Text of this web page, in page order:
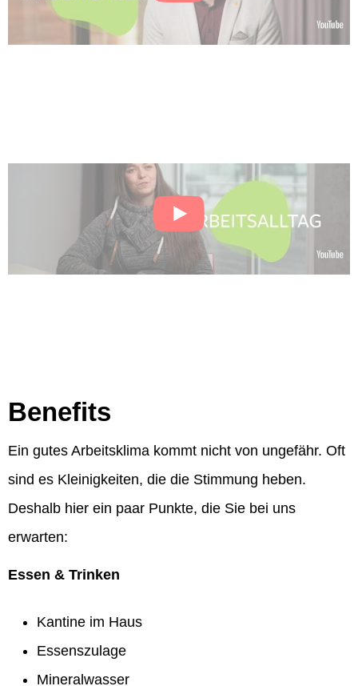
Benefits
Ein gutes Arbeitsklima kommt nicht von ungefähr. Oft
sind es Kleinigkeiten, die die Stimmung heben.
Deshalb hier ein paar Punkte, die Sie bei uns
erwarten:
Essen & Trinken
Kantine im Haus
Essenszulage
Mineralwasser